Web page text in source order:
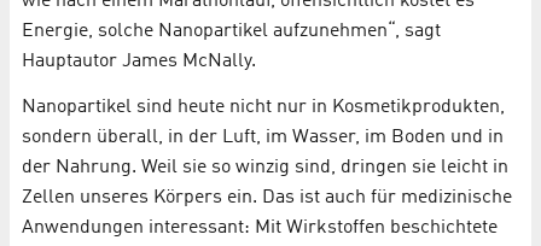
Energie, solche Nanopartikel aufzunehmen“, sagt
Hauptautor James McNally.
Nanopartikel sind heute nicht nur in Kosmetikprodukten,
sondern überall, in der Luft, im Wasser, im Boden und in
der Nahrung. Weil sie so winzig sind, dringen sie leicht in
Zellen unseres Körpers ein. Das ist auch für medizinische
Anwendungen interessant: Mit Wirkstoffen beschichtete